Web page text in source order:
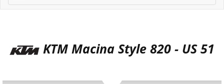
KTM Macina Style 820 - US 51